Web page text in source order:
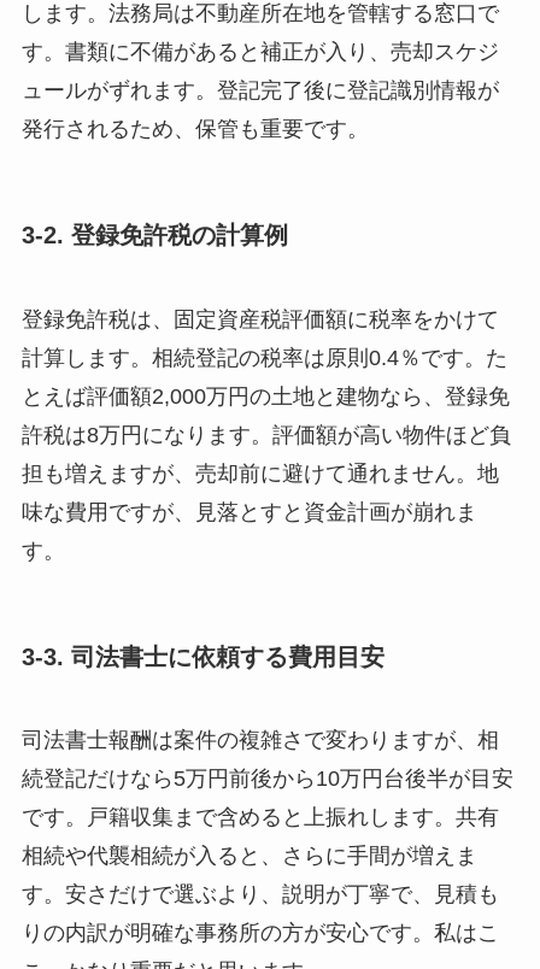
します。法務局は不動産所在地を管轄する窓口で
す。書類に不備があると補正が入り、売却スケジ
ュールがずれます。登記完了後に登記識別情報が
発行されるため、保管も重要です。
3-2. 登録免許税の計算例
登録免許税は、固定資産税評価額に税率をかけて
計算します。相続登記の税率は原則0.4％です。た
とえば評価額2,000万円の土地と建物なら、登録免
許税は8万円になります。評価額が高い物件ほど負
担も増えますが、売却前に避けて通れません。地
味な費用ですが、見落とすと資金計画が崩れま
す。
3-3. 司法書士に依頼する費用目安
司法書士報酬は案件の複雑さで変わりますが、相
続登記だけなら5万円前後から10万円台後半が目安
です。戸籍収集まで含めると上振れします。共有
相続や代襲相続が入ると、さらに手間が増えま
す。安さだけで選ぶより、説明が丁寧で、見積も
りの内訳が明確な事務所の方が安心です。私はこ